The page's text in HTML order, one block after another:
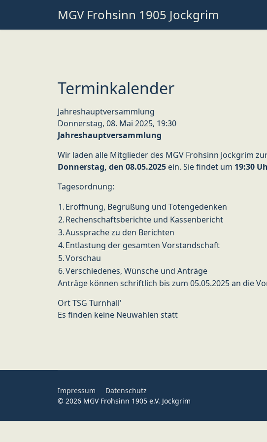
MGV Frohsinn 1905 Jockgrim
Terminkalender
Jahreshauptversammlung
Donnerstag, 08. Mai 2025, 19:30
Jahreshauptversammlung
Wir laden alle Mitglieder des MGV Frohsinn Jockgrim
Donnerstag, den 08.05.2025 ein. Sie findet um 19:30
Tagesordnung:
1.Eröffnung, Begrüßung und Totengedenken
2.Rechenschaftsberichte und Kassenbericht
3.Aussprache zu den Berichten
4.Entlastung der gesamten Vorstandschaft
5.Vorschau
6.Verschiedenes, Wünsche und Anträge
Anträge können schriftlich bis zum 05.05.2025 an die
OrtTSG Turnhall'
Es finden keine Neuwahlen statt
Impressum
Datenschutz
© 2026 MGV Frohsinn 1905 e.V. Jockgrim